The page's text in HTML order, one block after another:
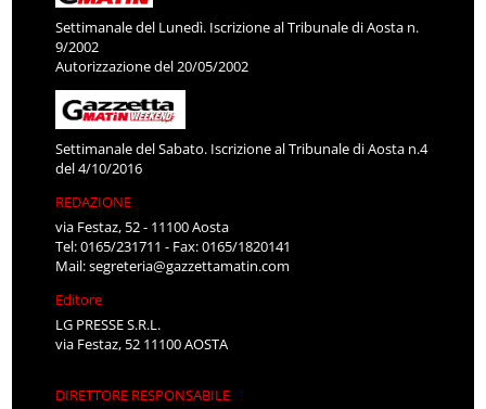
Settimanale del Lunedì. Iscrizione al Tribunale di Aosta n.
9/2002
Autorizzazione del 20/05/2002
Settimanale del Sabato. Iscrizione al Tribunale di Aosta n.4
del 4/10/2016
REDAZIONE
via Festaz, 52 - 11100 Aosta
Tel: 0165/231711 - Fax: 0165/1820141
Mail:segreteria@gazzettamatin.com
Editore
LG PRESSE S.R.L.
via Festaz, 52 11100 AOSTA
DIRETTORE RESPONSABILE